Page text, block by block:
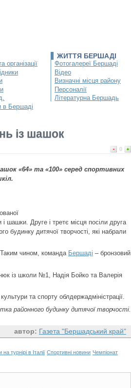
організації
в Бершаді
ЖИТТЯ БЕРШАДІ
Фотогалереї Бершаді
Відео
Визначні місця району
Персоналії
Літературна Бершадь
із шашок
0
«64» та «100» серед спортивних
шашки. Друге і третє місця посіли друга
дитячої творчості, які набрали
чином, команда Бершаді – бронзовий
із школи №1, Надія Бойко та Валерія
та спорту облдержадміністрації.
районного будинку дитячої творчості.
автор: Газета "Бершадський край"
турнірі в Італії Спортивні новини Чемпіонат